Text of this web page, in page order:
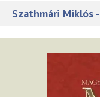
Szathmári Miklós
Hírek